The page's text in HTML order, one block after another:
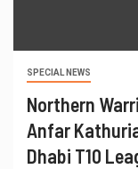
SPECIAL NEWS
Northern
Anfar
Dhabi T10